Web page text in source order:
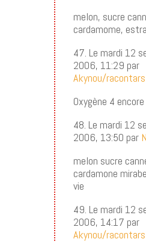
melon, sucre
cardamome,
47. Le mardi 12
2006, 11:29 par
Akynou/racontars
Oxygène 4 encore
48. Le mardi 12
2006, 13:50 par
melon sucre
cardamone
vie
49. Le mardi 12
2006, 14:17 par
Akynou/racontars